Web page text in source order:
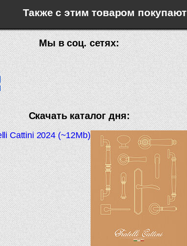
Также с этим товаром покупают
Мы в соц. сетях:
Скачать каталог дня:
Cattini 2024 (~12Mb)